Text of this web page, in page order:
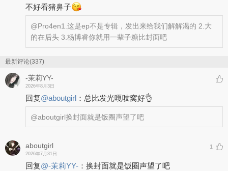
不好看猪鼻子
@Pro4en1.这是ep不是专辑，发出来给我们解解渴的 2.大
的在后头 3.杨博睿你就用一辈子糖比封面吧
最新评论(337)
-茉莉YY-
2026年8月3日
回复@aboutgirl ： 总比发光嘎吱窝好👌
@aboutgirl换封面就是饭圈声望了吧
aboutgirl
2026年7月31日
1
回复@-茉莉YY- ： 换封面就是饭圈声望了吧